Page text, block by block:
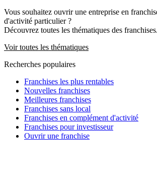
Vous souhaitez ouvrir une entreprise en
d'activité particulier ?
Découvrez toutes les thématiques des franchises.
Voir toutes les thématiques
Recherches populaires
Franchises les plus rentables
Nouvelles franchises
Meilleures franchises
Franchises sans local
Franchises en complément d'activité
Franchises pour investisseur
Ouvrir une franchise